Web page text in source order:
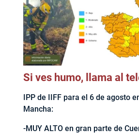
Si ves humo, llama al
IPP de IIFF para el 6 de agosto
Mancha:
-MUY ALTO en gran parte de